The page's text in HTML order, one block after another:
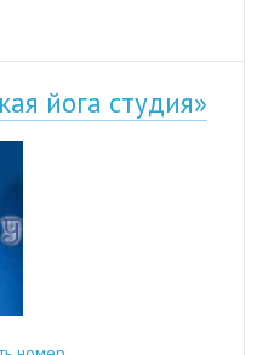
йога студия»